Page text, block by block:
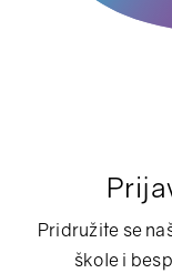
Pridružite se
škole i